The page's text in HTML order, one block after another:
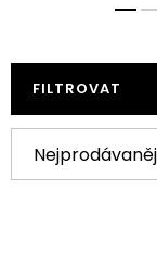
FILTROVAT
a